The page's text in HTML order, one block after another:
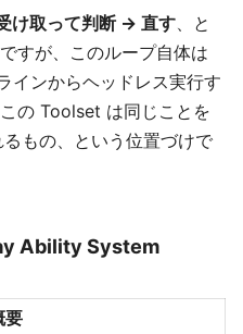
け取って判断 → 直す 、と
すが、このループ自体は
インからヘッドレス実行す
の Toolset は同じことを
もの、という位置づけで
Ability System
要